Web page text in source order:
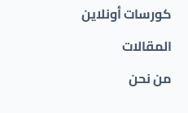
كورسات أونلاين
المقالات
من نحن